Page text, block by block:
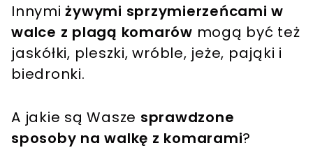
Innymiżywymi sprzymierzeńcami w
walce z plagą komarów mogą być też
jaskółki, pleszki, wróble, jeże, pająki i
biedronki.
A jakie są Wasze sprawdzone
sposoby na walkę z komarami?